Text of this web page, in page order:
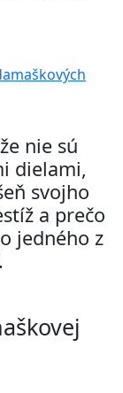
nie sú
dielami,
svojho
a prečo
jedného z